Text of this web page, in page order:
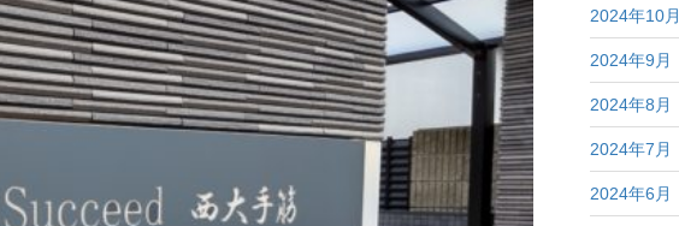
2024年10月
2024年9月
2024年8月
2024年7月
2024年6月